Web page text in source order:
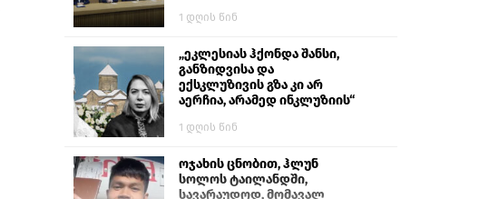
1 დღის წინ
„ეკლესიას ჰქონდა შანსი,
განზიდვისა და
ექსკლუზივის გზა კი არ
აერჩია, არამედ ინკლუზიის“
1 დღის წინ
ოჯახის ცნობით, ჰლუნ
სოლოს ტაილანდში,
სავარაუდოდ, მომავალ